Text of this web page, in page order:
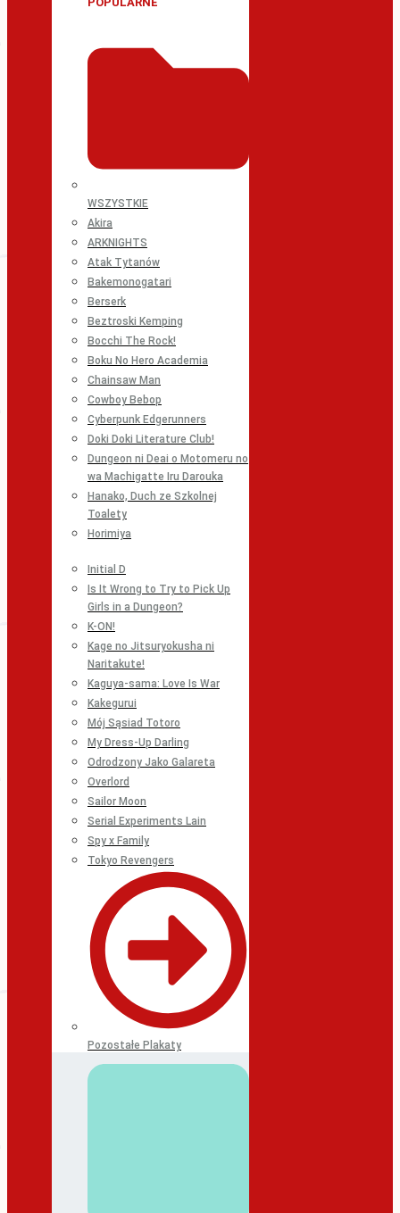
WSZYSTKIE
Akira
ARKNIGHTS
Atak Tytanów
Bakemonogatari
Berserk
Beztroski Kemping
Bocchi The Rock!
Boku No Hero Academia
Chainsaw Man
Cowboy Bebop
Cyberpunk Edgerunners
Doki Doki Literature Club!
Dungeon ni Deai o Motomeru no
wa Machigatte Iru Darouka
Hanako, Duch ze Szkolnej
Toalety
Horimiya
Initial D
Is It Wrong to Try to Pick Up
Girls in a Dungeon?
K-ON!
Kage no Jitsuryokusha ni
Naritakute!
Kaguya-sama: Love Is War
Kakegurui
Mój Sąsiad Totoro
My Dress-Up Darling
Odrodzony Jako Galareta
Overlord
Sailor Moon
Serial Experiments Lain
Spy x Family
Tokyo Revengers
Pozostałe Plakaty